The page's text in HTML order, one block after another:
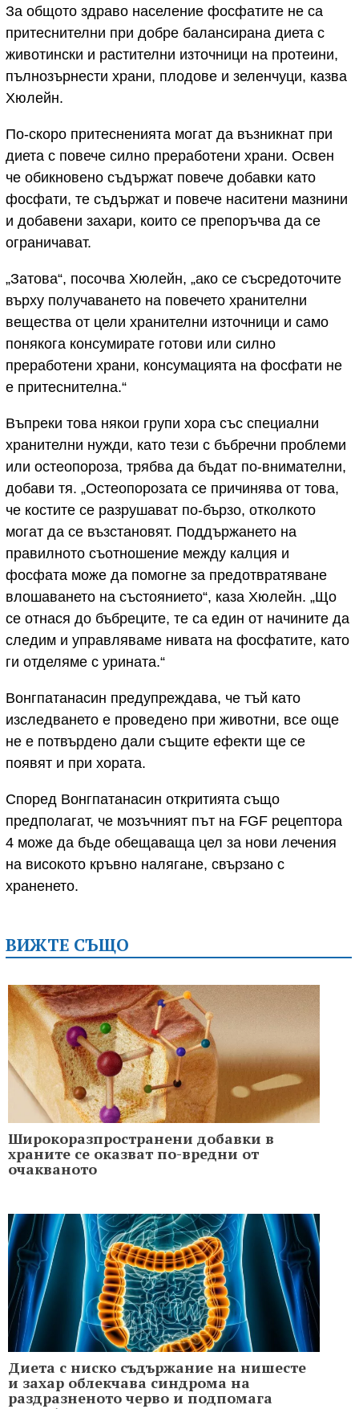
За общото здраво население фосфатите не са
притеснителни при добре балансирана диета с
животински и растителни източници на протеини,
пълнозърнести храни, плодове и зеленчуци, казва
Хюлейн.
По-скоро притесненията могат да възникнат при
диета с повече силно преработени храни. Освен
че обикновено съдържат повече добавки като
фосфати, те съдържат и повече наситени мазнини
и добавени захари, които се препоръчва да се
ограничават.
„Затова“, посочва Хюлейн, „ако се съсредоточите
върху получаването на повечето хранителни
вещества от цели хранителни източници и само
понякога консумирате готови или силно
преработени храни, консумацията на фосфати не
е притеснителна.“
Въпреки това някои групи хора със специални
хранителни нужди, като тези с бъбречни проблеми
или остеопороза, трябва да бъдат по-внимателни,
добави тя. „Остеопорозата се причинява от това,
че костите се разрушават по-бързо, отколкото
могат да се възстановят. Поддържането на
правилното съотношение между калция и
фосфата може да помогне за предотвратяване
влошаването на състоянието“, каза Хюлейн. „Що
се отнася до бъбреците, те са един от начините да
следим и управляваме нивата на фосфатите, като
ги отделяме с урината.“
Вонгпатанасин предупреждава, че тъй като
изследването е проведено при животни, все още
не е потвърдено дали същите ефекти ще се
появят и при хората.
Според Вонгпатанасин откритията също
предполагат, че мозъчният път на FGF рецептора
4 може да бъде обещаваща цел за нови лечения
на високото кръвно налягане, свързано с
храненето.
ВИЖТЕ СЪЩО
Широкоразпространени добавки в
храните се оказват по-вредни от
очакваното
Диета с ниско съдържание на нишесте
и захар облекчава синдрома на
раздразненото черво и подпомага